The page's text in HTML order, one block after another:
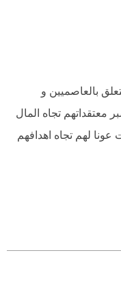
بالعاصميين و
معتقداتهم تجاه المال
عونا لهم تجاه اهدافهم